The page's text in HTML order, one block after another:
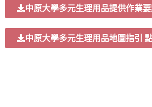
中原大學多元生理用品提供作業
中原大學多元生理用品地圖指引